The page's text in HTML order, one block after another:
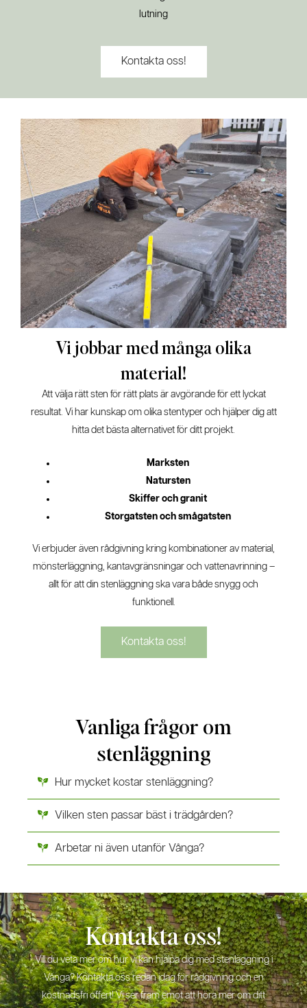
lutning
Kontakta oss!
Vi jobbar med många olika
material!
Att välja rätt sten för rätt plats är avgörande för ett lyckat
resultat. Vi har kunskap om olika stentyper och hjälper dig att
hitta det bästa alternativet för ditt projekt.
Marksten
Natursten
Skiffer och granit
Storgatsten och smågatsten
Vi erbjuder även rådgivning kring kombinationer av material,
mönsterläggning, kantavgränsningar och vattenavrinning –
allt för att din stenläggning ska vara både snygg och
funktionell.
Kontakta oss!
Vanliga frågor om
stenläggning
Hur mycket kostar stenläggning?
Vilken sten passar bäst i trädgården?
Arbetar ni även utanför Vånga?
Kontakta oss!
Vill du veta mer om hur vi kan hjälpa dig med stenläggning i
Vånga? Kontakta oss redan idag för rådgivning och en
kostnadsfri offert! Vi ser fram emot att höra mer om ditt